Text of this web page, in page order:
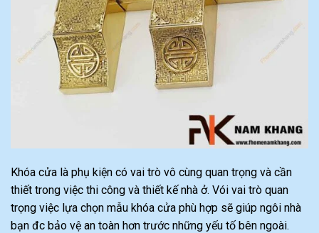
Khóa cửa là phụ kiện có vai trò vô cùng quan trọng và cần
thiết trong việc thi công và thiết kế nhà ở. Vói vai trò quan
trọng việc lựa chọn mẫu khóa cửa phù hợp sẽ giúp ngôi nhà
bạn đc bảo vệ an toàn hơn trước những yếu tố bên ngoài.